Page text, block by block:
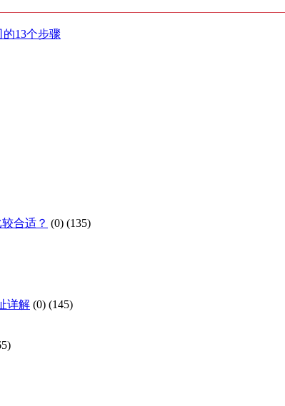
的13个步骤
合适？ (0) (135)
详解 (0) (145)